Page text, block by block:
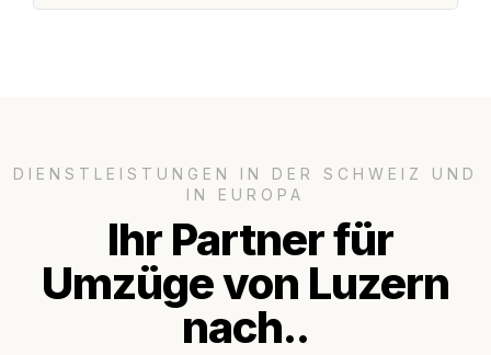
DIENSTLEISTUNGEN IN DER SCHWEIZ UND
IN EUROPA
Ihr Partner für
Umzüge von Luzern
nach..